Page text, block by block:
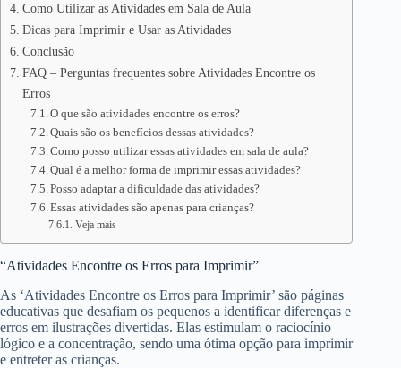
Como Utilizar as Atividades em Sala de Aula
Dicas para Imprimir e Usar as Atividades
Conclusão
FAQ – Perguntas frequentes sobre Atividades Encontre os
Erros
O que são atividades encontre os erros?
Quais são os benefícios dessas atividades?
Como posso utilizar essas atividades em sala de aula?
Qual é a melhor forma de imprimir essas atividades?
Posso adaptar a dificuldade das atividades?
Essas atividades são apenas para crianças?
Veja mais
“Atividades Encontre os Erros para Imprimir”
As ‘Atividades Encontre os Erros para Imprimir’ são páginas
educativas que desafiam os pequenos a identificar diferenças e
erros em ilustrações divertidas. Elas estimulam o raciocínio
lógico e a concentração, sendo uma ótima opção para imprimir
e entreter as crianças.